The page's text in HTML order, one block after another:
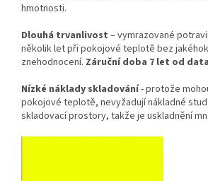
hmotnosti.
Dlouhá trvanlivost – vymrazované
několik let při pokojové teplotě bez
znehodnocení. Záruční doba 7 let od
Nízké náklady skladování- protože
pokojové teplotě, nevyžadují nákladné
skladovací prostory, takže je uskladnění